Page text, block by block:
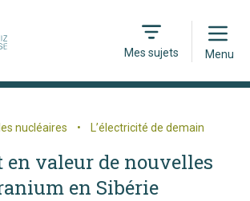
Mes sujets
Open
Menu
nucléaires • L’électricité de demain
en valeur de nouvelles
en Sibérie